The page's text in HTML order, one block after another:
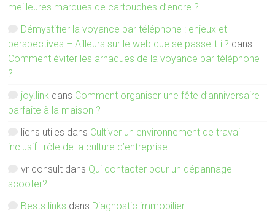
meilleures marques de cartouches d’encre ?
Démystifier la voyance par téléphone : enjeux et
perspectives – Ailleurs sur le web que se passe-t-il? dans
Comment éviter les arnaques de la voyance par téléphone
?
joy.link dans Comment organiser une fête d’anniversaire
parfaite à la maison ?
liens utiles dans Cultiver un environnement de travail
inclusif : rôle de la culture d’entreprise
vr consult dans Qui contacter pour un dépannage
scooter?
Bests links dans Diagnostic immobilier